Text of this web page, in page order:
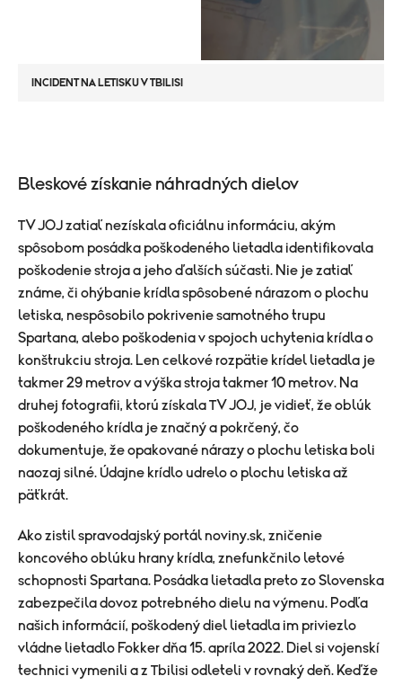
INCIDENT NA LETISKU V TBILISI
Bleskové získanie náhradných dielov
TV JOJ zatiaľ nezískala oficiálnu informáciu, akým
spôsobom posádka poškodeného lietadla identifikovala
poškodenie stroja a jeho ďalších súčasti. Nie je zatiaľ
známe, či ohýbanie krídla spôsobené nárazom o plochu
letiska, nespôsobilo pokrivenie samotného trupu
Spartana, alebo poškodenia v spojoch uchytenia krídla o
konštrukciu stroja. Len celkové rozpätie krídel lietadla je
takmer 29 metrov a výška stroja takmer 10 metrov. Na
druhej fotografii, ktorú získala TV JOJ, je vidieť, že oblúk
poškodeného krídla je značný a pokrčený, čo
dokumentuje, že opakované nárazy o plochu letiska boli
naozaj silné. Údajne krídlo udrelo o plochu letiska až
päťkrát.
Ako zistil spravodajský portál noviny.sk, zničenie
koncového oblúku hrany krídla, znefunkčnilo letové
schopnosti Spartana. Posádka lietadla preto zo Slovenska
zabezpečila dovoz potrebného dielu na výmenu. Podľa
našich informácií, poškodený diel lietadla im priviezlo
vládne lietadlo Fokker dňa 15. apríla 2022. Diel si vojenskí
technici vymenili a z Tbilisi odleteli v rovnaký deň. Keďže